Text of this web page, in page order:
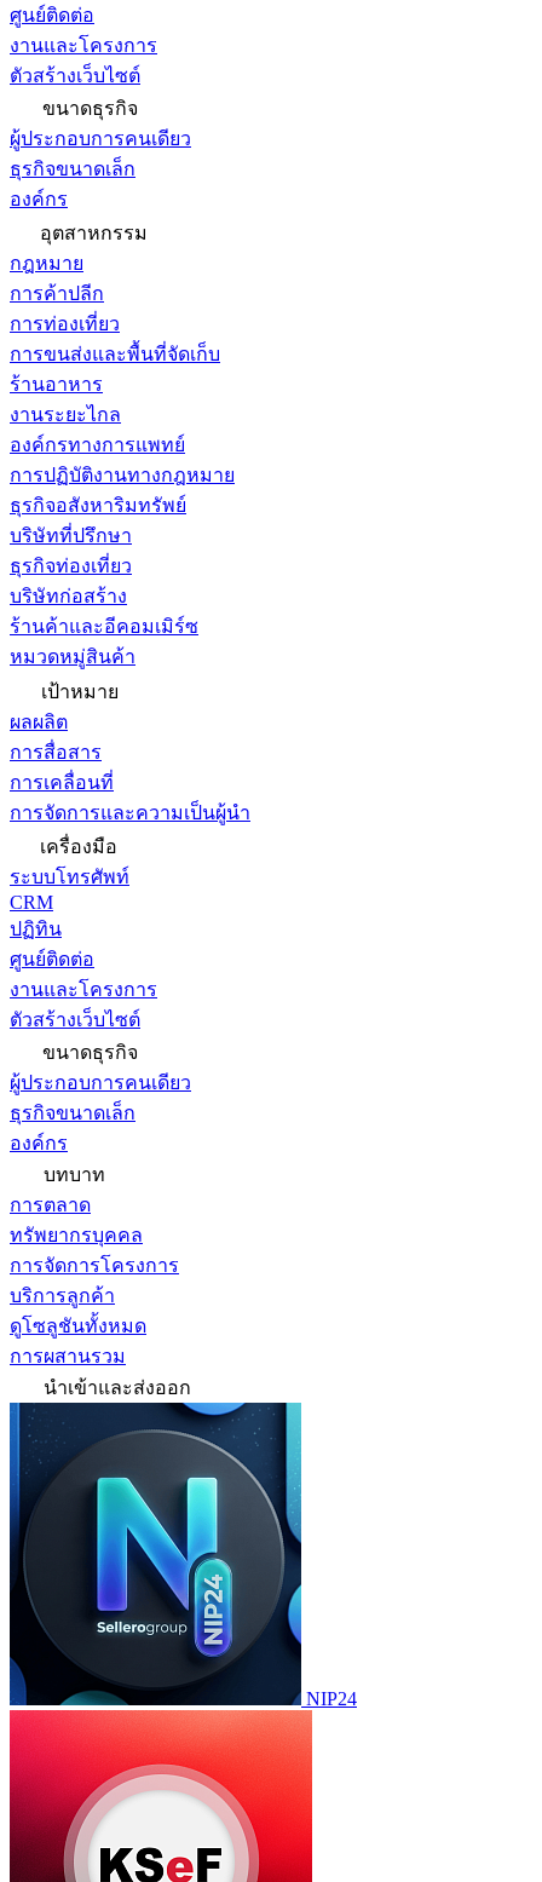
ศูนย์ติดต่อ
งานและโครงการ
ตัวสร้างเว็บไซต์
ขนาดธุรกิจ
ผู้ประกอบการคนเดียว
ธุรกิจขนาดเล็ก
องค์กร
อุตสาหกรรม
กฎหมาย
การค้าปลีก
การท่องเที่ยว
การขนส่งและพื้นที่จัดเก็บ
ร้านอาหาร
งานระยะไกล
องค์กรทางการแพทย์
การปฏิบัติงานทางกฎหมาย
ธุรกิจอสังหาริมทรัพย์
บริษัทที่ปรึกษา
ธุรกิจท่องเที่ยว
บริษัทก่อสร้าง
ร้านค้าและอีคอมเมิร์ซ
หมวดหมู่สินค้า
เป้าหมาย
ผลผลิต
การสื่อสาร
การเคลื่อนที่
การจัดการและความเป็นผู้นำ
เครื่องมือ
ระบบโทรศัพท์
CRM
ปฏิทิน
ศูนย์ติดต่อ
งานและโครงการ
ตัวสร้างเว็บไซต์
ขนาดธุรกิจ
ผู้ประกอบการคนเดียว
ธุรกิจขนาดเล็ก
องค์กร
บทบาท
การตลาด
ทรัพยากรบุคคล
การจัดการโครงการ
บริการลูกค้า
ดูโซลูชันทั้งหมด
การผสานรวม
นำเข้าและส่งออก
NIP24